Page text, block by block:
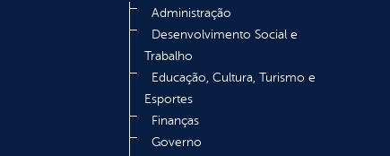
Administração
Desenvolvimento Social e
Trabalho
Educação, Cultura, Turismo e
Esportes
Finanças
Governo